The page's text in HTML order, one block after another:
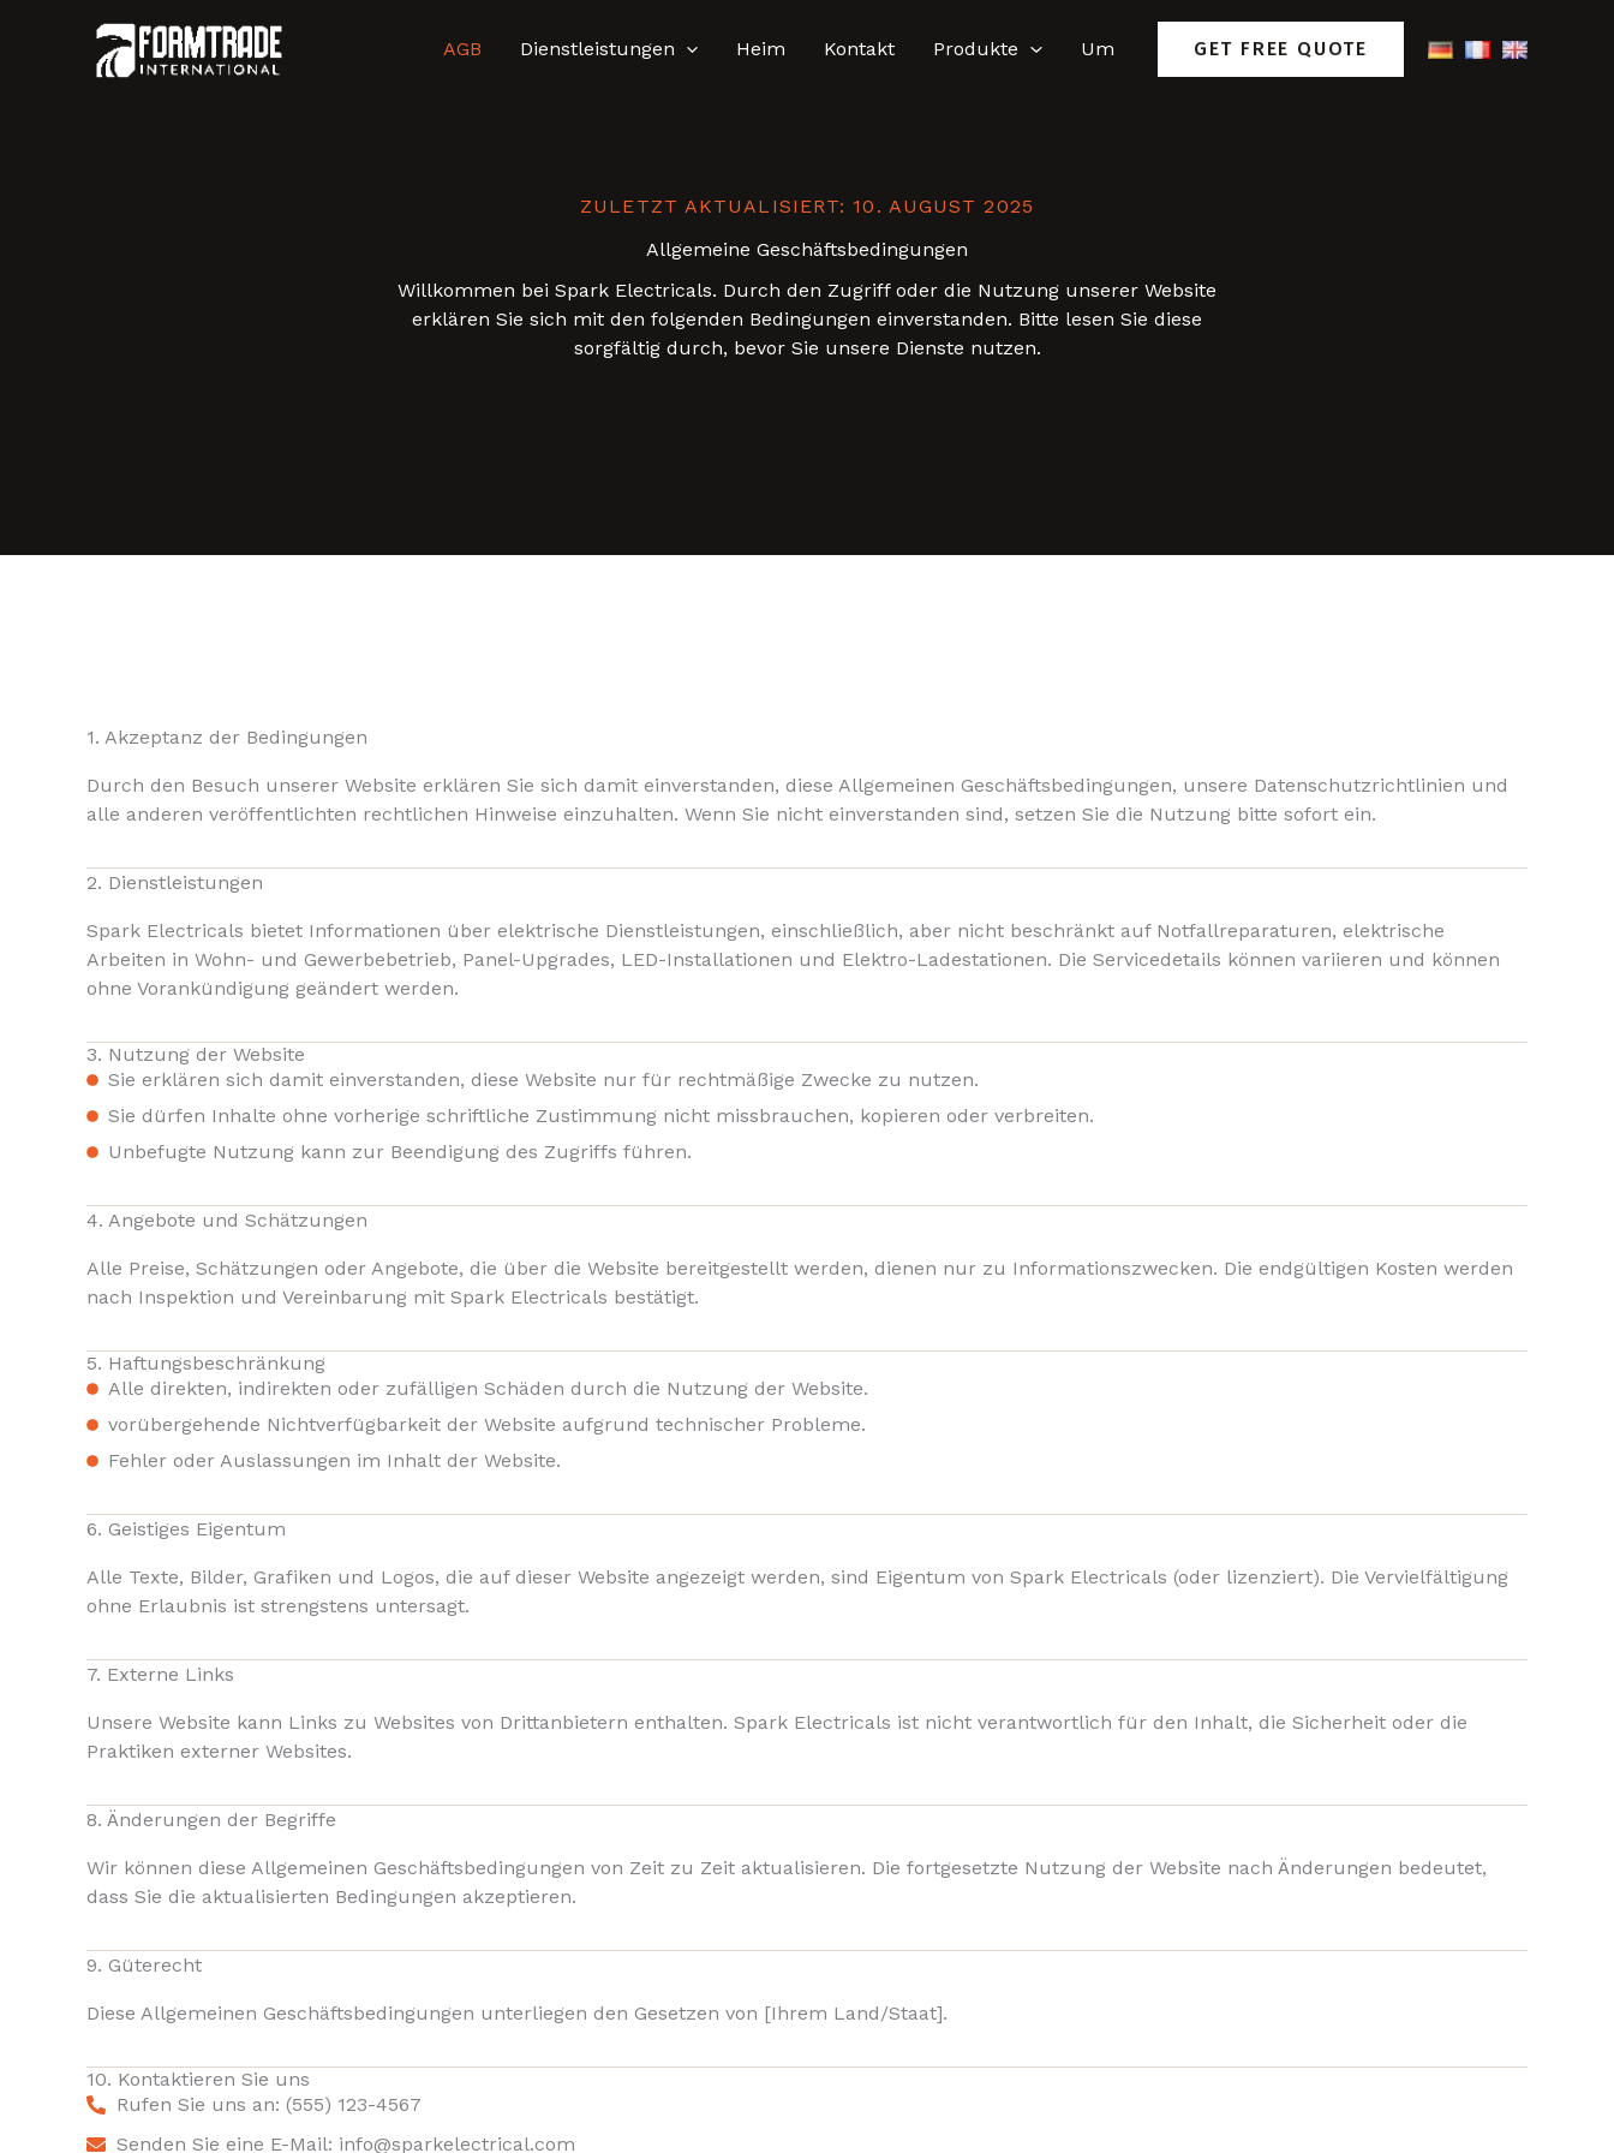
AGB Dienstleistungen Heim Kontakt Produkte Um GET FREE QUOTE
ZULETZT AKTUALISIERT: 10. AUGUST 2025
Allgemeine Geschäftsbedingungen
Willkommen bei Spark Electricals. Durch den Zugriff oder die Nutzung unserer Website
erklären Sie sich mit den folgenden Bedingungen einverstanden. Bitte lesen Sie diese
sorgfältig durch, bevor Sie unsere Dienste nutzen.
1. Akzeptanz der Bedingungen
Durch den Besuch unserer Website erklären Sie sich damit einverstanden, diese Allgemeinen Geschäftsbedingungen, unsere Datenschutzrichtlinien und
alle anderen veröffentlichten rechtlichen Hinweise einzuhalten. Wenn Sie nicht einverstanden sind, setzen Sie die Nutzung bitte sofort ein.
2. Dienstleistungen
Spark Electricals bietet Informationen über elektrische Dienstleistungen, einschließlich, aber nicht beschränkt auf Notfallreparaturen, elektrische
Arbeiten in Wohn- und Gewerbebetrieb, Panel-Upgrades, LED-Installationen und Elektro-Ladestationen. Die Servicedetails können variieren und können
ohne Vorankündigung geändert werden.
3. Nutzung der Website
Sie erklären sich damit einverstanden, diese Website nur für rechtmäßige Zwecke zu nutzen.
Sie dürfen Inhalte ohne vorherige schriftliche Zustimmung nicht missbrauchen, kopieren oder verbreiten.
Unbefugte Nutzung kann zur Beendigung des Zugriffs führen.
4. Angebote und Schätzungen
Alle Preise, Schätzungen oder Angebote, die über die Website bereitgestellt werden, dienen nur zu Informationszwecken. Die endgültigen Kosten werden
nach Inspektion und Vereinbarung mit Spark Electricals bestätigt.
5. Haftungsbeschränkung
Alle direkten, indirekten oder zufälligen Schäden durch die Nutzung der Website.
vorübergehende Nichtverfügbarkeit der Website aufgrund technischer Probleme.
Fehler oder Auslassungen im Inhalt der Website.
6. Geistiges Eigentum
Alle Texte, Bilder, Grafiken und Logos, die auf dieser Website angezeigt werden, sind Eigentum von Spark Electricals (oder lizenziert). Die Vervielfältigung
ohne Erlaubnis ist strengstens untersagt.
7. Externe Links
Unsere Website kann Links zu Websites von Drittanbietern enthalten. Spark Electricals ist nicht verantwortlich für den Inhalt, die Sicherheit oder die
Praktiken externer Websites.
8. Änderungen der Begriffe
Wir können diese Allgemeinen Geschäftsbedingungen von Zeit zu Zeit aktualisieren. Die fortgesetzte Nutzung der Website nach Änderungen bedeutet,
dass Sie die aktualisierten Bedingungen akzeptieren.
9. Güterecht
Diese Allgemeinen Geschäftsbedingungen unterliegen den Gesetzen von [Ihrem Land/Staat].
10. Kontaktieren Sie uns
Rufen Sie uns an: (555) 123-4567
Senden Sie eine E-Mail: info@sparkelectrical.com